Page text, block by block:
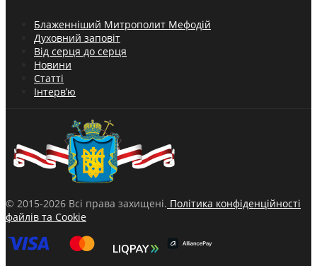
Блаженніший Митрополит Мефодій
Духовний заповіт
Від серця до серця
Новини
Статті
Інтерв’ю
© 2015-2026 Всі права захищені. Політика конфіденційності
файлів та Cookie